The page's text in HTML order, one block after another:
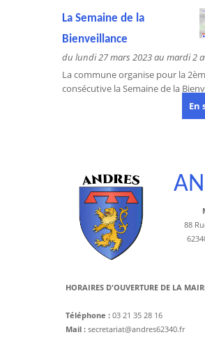
La Semaine de la
Bienveillance
du lundi 27 mars 2023 au mardi 2
La commune organise pour la
consécutive la Semaine de la
En
88
HORAIRES D'OUVERTURE DE LA
Téléphone : 03 21 35 28 16
Mail : secretariat@andres62340.fr